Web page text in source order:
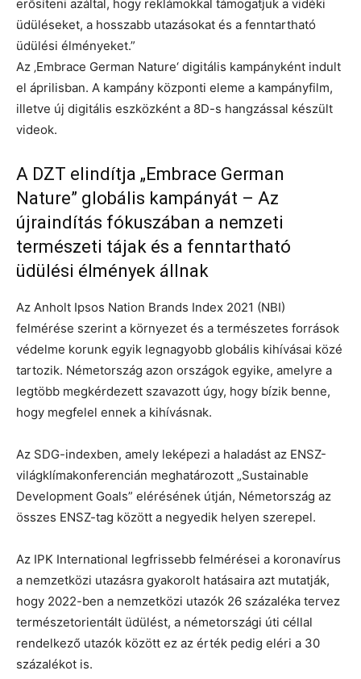
erősíteni azáltal, hogy reklámokkal támogatjuk a vidéki
üdüléseket, a hosszabb utazásokat és a fenntartható
üdülési élményeket.”
Az ‚Embrace German Nature‘ digitális kampányként indult
el áprilisban. A kampány központi eleme a kampányfilm,
illetve új digitális eszközként a 8D-s hangzással készült
videok.
A DZT elindítja „Embrace German
Nature” globális kampányát – Az
újraindítás fókuszában a nemzeti
természeti tájak és a fenntartható
üdülési élmények állnak
Az Anholt Ipsos Nation Brands Index 2021 (NBI)
felmérése szerint a környezet és a természetes források
védelme korunk egyik legnagyobb globális kihívásai közé
tartozik. Németország azon országok egyike, amelyre a
legtöbb megkérdezett szavazott úgy, hogy bízik benne,
hogy megfelel ennek a kihívásnak.
Az SDG-indexben, amely leképezi a haladást az ENSZ-
világklímakonferencián meghatározott „Sustainable
Development Goals” elérésének útján, Németország az
összes ENSZ-tag között a negyedik helyen szerepel.
Az IPK International legfrissebb felmérései a koronavírus
a nemzetközi utazásra gyakorolt hatásaira azt mutatják,
hogy 2022-ben a nemzetközi utazók 26 százaléka tervez
természetorientált üdülést, a németországi úti céllal
rendelkező utazók között ez az érték pedig eléri a 30
százalékot is.